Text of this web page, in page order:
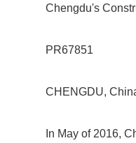
Chengdu's
PR67851
CHENGDU,
In May of 2016,